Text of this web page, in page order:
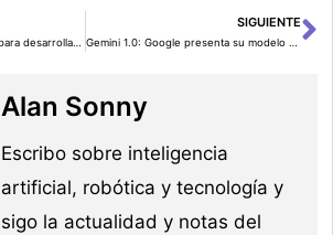
SIGUIENTE
Alan Sonny
Escribo sobre inteligencia
artificial, robótica y tecnología y
sigo la actualidad y notas del